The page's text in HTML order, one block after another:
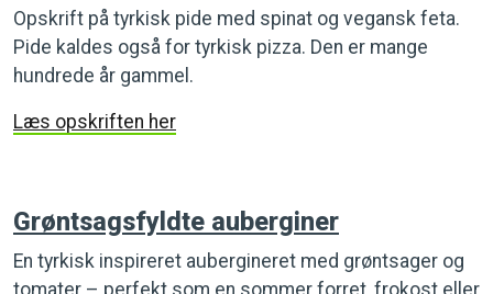
Opskrift på tyrkisk pide med spinat og vegansk feta.
Pide kaldes også for tyrkisk pizza. Den er mange
hundrede år gammel.
Læs opskriften her
Grøntsagsfyldte auberginer
En tyrkisk inspireret aubergineret med grøntsager og
tomater – perfekt som en sommer forret, frokost eller